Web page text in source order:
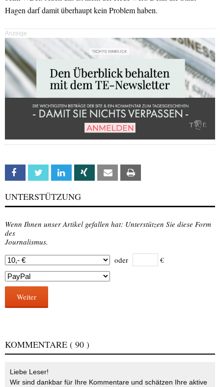
Hagen darf damit überhaupt kein Problem haben.
Anzeige
Facebook Twitter Linkedin Xing Email
UNTERSTÜTZUNG
Wenn Ihnen unser Artikel gefallen hat: Unterstützen Sie diese Form
des
Journalismus.
oder
€
Weiter
KOMMENTARE ( 90 )
Liebe Leser!
Wir sind dankbar für Ihre Kommentare und schätzen Ihre aktive